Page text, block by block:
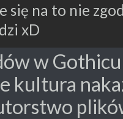
się na to nie
xD
w
kultura